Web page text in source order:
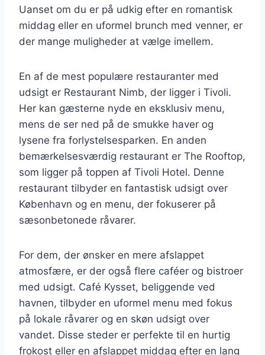
Uanset om du er på udkig efter en romantisk
middag eller en uformel brunch med venner, er
der mange muligheder at vælge imellem.
En af de mest populære restauranter med
udsigt er Restaurant Nimb, der ligger i Tivoli.
Her kan gæsterne nyde en eksklusiv menu,
mens de ser ned på de smukke haver og
lysene fra forlystelsesparken. En anden
bemærkelsesværdig restaurant er The Rooftop,
som ligger på toppen af Tivoli Hotel. Denne
restaurant tilbyder en fantastisk udsigt over
København og en menu, der fokuserer på
sæsonbetonede råvarer.
For dem, der ønsker en mere afslappet
atmosfære, er der også flere caféer og bistroer
med udsigt. Café Kysset, beliggende ved
havnen, tilbyder en uformel menu med fokus
på lokale råvarer og en skøn udsigt over
vandet. Disse steder er perfekte til en hurtig
frokost eller en afslappet middag efter en lang